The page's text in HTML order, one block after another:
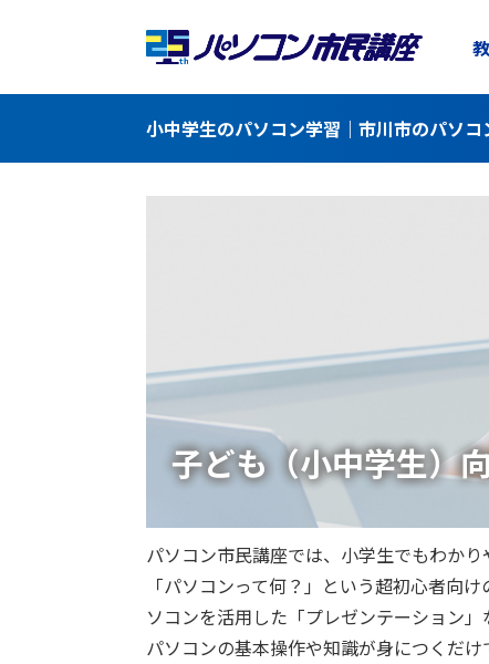
小中学生のパソコン学習｜市川市のパソ
子ども（小中学生）
パソコン市民講座では、小学生でもわか
「パソコンって何？」という超初心者向
ソコンを活用した「プレゼンテーション」
パソコンの基本操作や知識が身につくだ